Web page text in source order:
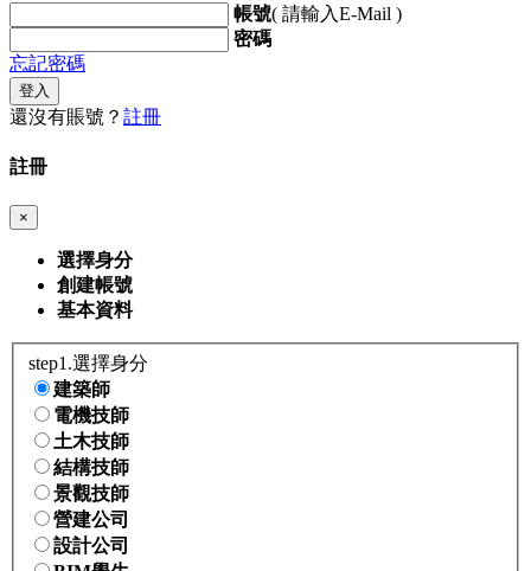
帳號( 請輸入E-Mail )
密碼
忘記密碼
登入
還沒有賬號？ 註冊
註冊
×
選擇身分
創建帳號
基本資料
step1.選擇身分
建築師
電機技師
土木技師
結構技師
景觀技師
營建公司
設計公司